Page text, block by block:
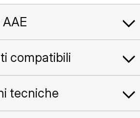
compatibili
tecniche